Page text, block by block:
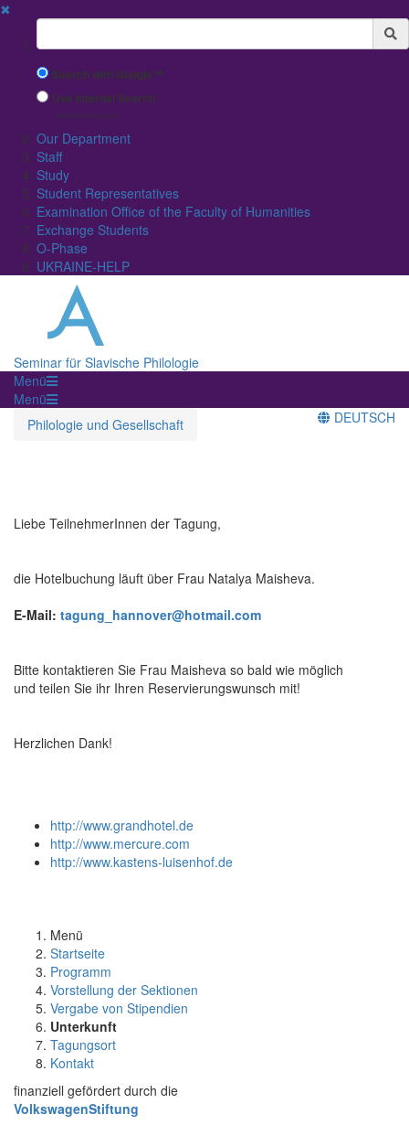
✖
Suchbegriff
Search with Google™
Use Internal Search
(limited result quality)
Our Department
Staff
Study
Student Representatives
Examination Office of the Faculty of Humanities
Exchange Students
O-Phase
UKRAINE-HELP
Seminar für Slavische Philologie
Menü
Menü
Philologie und Gesellschaft
DEUTSCH
Liebe TeilnehmerInnen der Tagung,
die Hotelbuchung läuft über Frau Natalya Maisheva.
E-Mail: tagung_hannover@hotmail.com
Bitte kontaktieren Sie Frau Maisheva so bald wie möglich
und teilen Sie ihr Ihren Reservierungswunsch mit!
Herzlichen Dank!
http://www.grandhotel.de
http://www.mercure.com
http://www.kastens-luisenhof.de
Menü
Startseite
Programm
Vorstellung der Sektionen
Vergabe von Stipendien
Unterkunft
Tagungsort
Kontakt
finanziell gefördert durch die
VolkswagenStiftung